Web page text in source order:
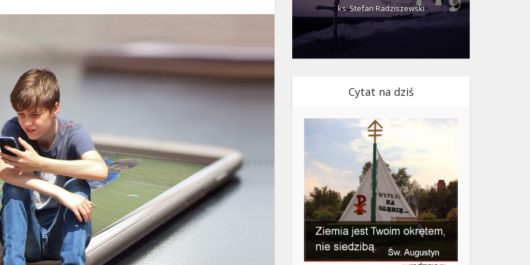
ks. Stefan Radziszewski
Cytat na dziś